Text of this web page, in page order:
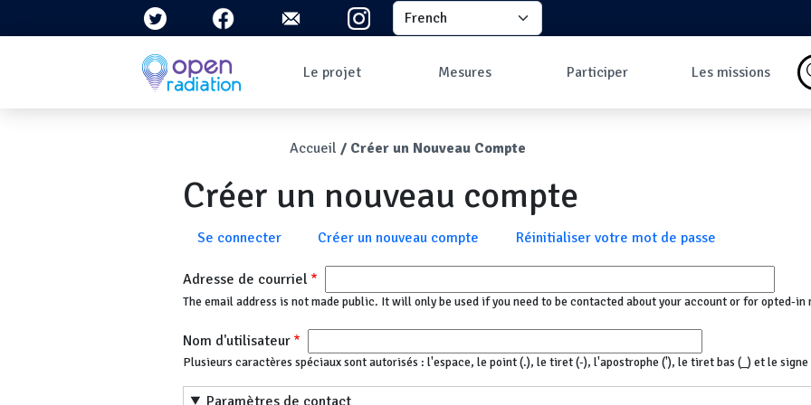
Aller au contenu principal Select your language
Le projet
Qu'est-ce que la
Lettres
Mesures
Les données
Carte des mesures
Tableau de bord
commentées
Participer
la communauté ?
Les missions
Fil d'Ariane
Accueil Créer un Nouveau Compte
Créer un nouveau compte
Onglets principaux
Se connecter Créer un nouveau compte Réinitialiser votre mot de passe
Adresse de courriel
The email address is not made public. It will only be used if you need to be contacted about your account or for opted-
Nom d'utilisateur
Plusieurs caractères spéciaux sont autorisés : l'espace, le point (.), le tiret (-), l'apostrophe ('), le tiret bas (_) et le signe
Paramètres de contact